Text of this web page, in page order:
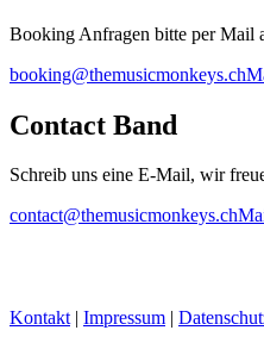
Booking Anfragen bitte per Mail
booking@themusicmonkeys.ch
Contact Band
Schreib uns eine E-Mail, wir
contact@themusicmonkeys.ch
Kontakt | Impressum |